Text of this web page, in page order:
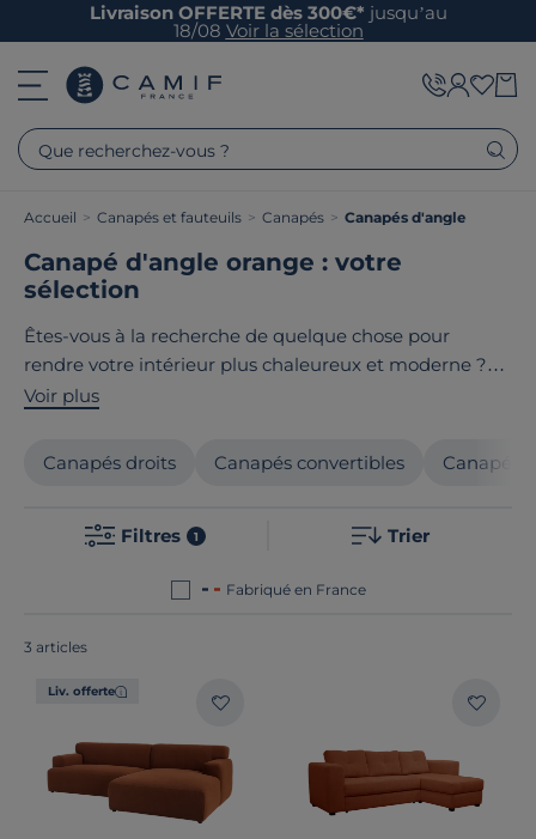
Livraison OFFERTE dès 300€* jusqu’au
18/08 Voir la sélection
Que recherchez-vous ?
Accueil > Canapés et fauteuils > Canapés > Canapés d'angle
Canapé d'angle orange : votre
sélection
Êtes-vous à la recherche de quelque chose pour
rendre votre intérieur plus chaleureux et moderne ?
Le canapé d'angle orange serait l'option idéale pour
une variété de canapés agréables et au design
particulièrement soigné. Que vous ayez une
traditionnel, notre collection répondra à vos attentes
haute qualité. Le point commun de tous nos
Europe !
Voir plus
Canapés droits Canapés convertibles Canapés
Filtres 1 Trier
Fabriqué en France
3 articles
Liv. offerte
Nombre de places
Convertible
Largeur